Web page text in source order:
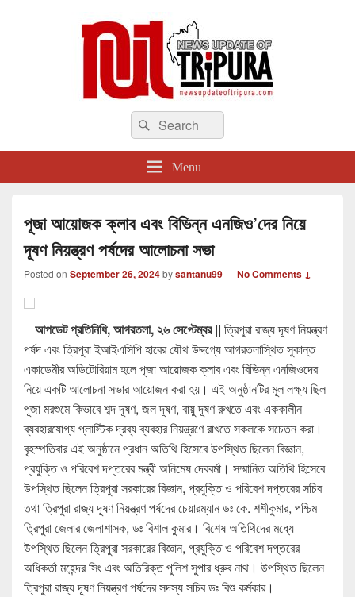
newsupdateoftripura.com
The one & only exceptional Bengali Version online news & infotainment portal
in Tripura.
Search
for:
Search
Menu
পূজা আয়োজক ক্লাব এবং বিভিন্ন এনজিও’দের নিয়ে
দূষণ নিয়ন্ত্রণ পর্ষদের আলোচনা সভা
Posted on September 26, 2024bysantanu99—No Comments ↓
আপডেট প্রতিনিধি, আগরতলা, ২৬ সেপ্টেম্বর || ত্রিপুরা রাজ্য দূষণ নিয়ন্ত্রণ
পর্ষদ এবং ত্রিপুরা ইআইএসিপি হাবের যৌথ উদ্দগ্যে আগরতলাস্থিত সুকান্ত
একাডেমীর অডিটোরিয়াম হলে পূজা আয়োজক ক্লাব এবং বিভিন্ন এনজিওদের
নিয়ে একটি আলোচনা সভার আয়োজন করা হয়। এই অনুষ্ঠানটির মূল লক্ষ্য ছিল
পূজা মরশুমে কিভাবে শব্দ দূষণ, জল দূষণ, বায়ু দূষণ রুখতে এবং এককালীন
ব্যবহারযোগ্য প্লাস্টিক দ্রব্য ব্যবহার নিয়ন্ত্রণে রাখতে সকলকে সচেতন করা।
বৃহস্পতিবার এই অনুষ্ঠানে প্রধান অতিথি হিসেবে উপস্থিত ছিলেন বিজ্ঞান,
প্রযুক্তি ও পরিবেশ দপ্তরের মন্ত্রী অনিমেষ দেববর্মা। সম্মানিত অতিথি হিসেবে
উপস্থিত ছিলেন ত্রিপুরা সরকারের বিজ্ঞান, প্রযুক্তি ও পরিবেশ দপ্তরের সচিব
তথা ত্রিপুরা রাজ্য দূষণ নিয়ন্ত্রণ পর্ষদের চেয়ারম্যান ডঃ কে. শশীকুমার, পশ্চিম
ত্রিপুরা জেলার জেলাশাসক, ডঃ বিশাল কুমার। বিশেষ অতিথিদের মধ্যে
উপস্থিত ছিলেন ত্রিপুরা সরকারের বিজ্ঞান, প্রযুক্তি ও পরিবেশ দপ্তরের
অধিকর্তা মহেন্দর সিং এবং অতিরিক্ত পুলিশ সুপার ধ্রুব নাথ। উপস্থিত ছিলেন
ত্রিপুরা রাজ্য দূষণ নিয়ন্ত্রণ পর্ষদের সদস্য সচিব ডঃ বিশু কর্মকার।